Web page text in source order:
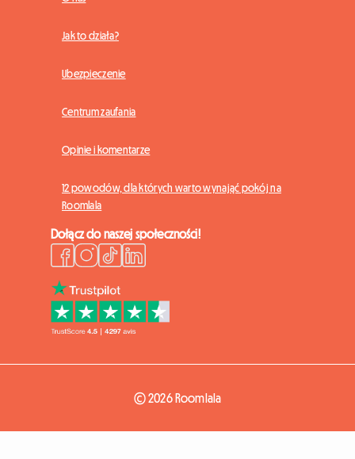
Jak to działa?
Ubezpieczenie
Centrum zaufania
Opinie i komentarze
12 powodów, dla których warto wynająć pokój na
Roomlala
Dołącz do naszej społeczności!
© 2026 Roomlala